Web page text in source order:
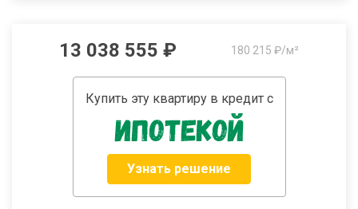
13 038 555 ₽ 180 215 ₽/м²
Купить эту квартиру в кредит с
Узнать решение